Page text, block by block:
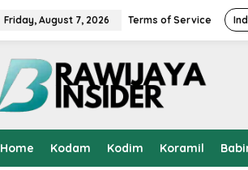
Friday, August 7, 2026 Terms of Service
Home Kodam Kodim Koramil